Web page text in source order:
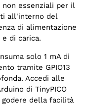
non essenziali per il
all'interno del
di alimentazione
di carica.
solo 1 mA di
tramite GPIO13
Accedi alle
di TinyPICO
della facilità